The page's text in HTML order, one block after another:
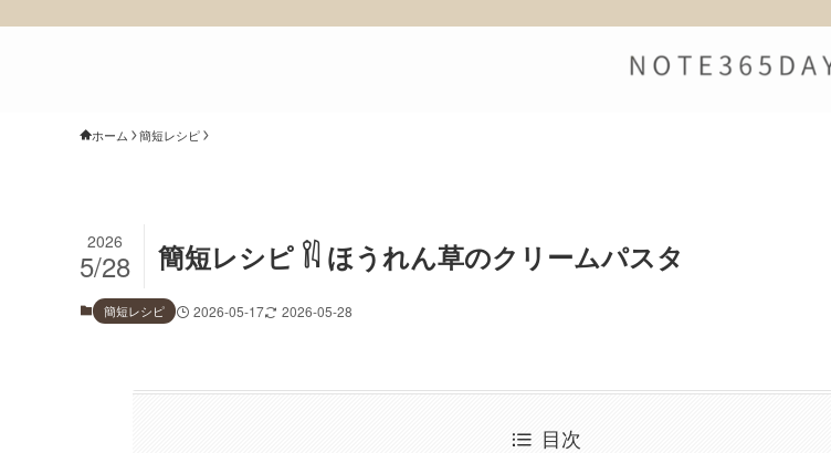
ホーム 簡短レシピ
簡短レシピ 𓌉𓇋 ほうれん草のクリームパスタ
2026
5/28
簡短レシピ 2026-05-17 2026-05-28
目次